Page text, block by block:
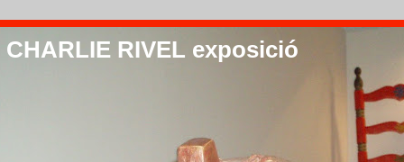
CHARLIE RIVEL exposició